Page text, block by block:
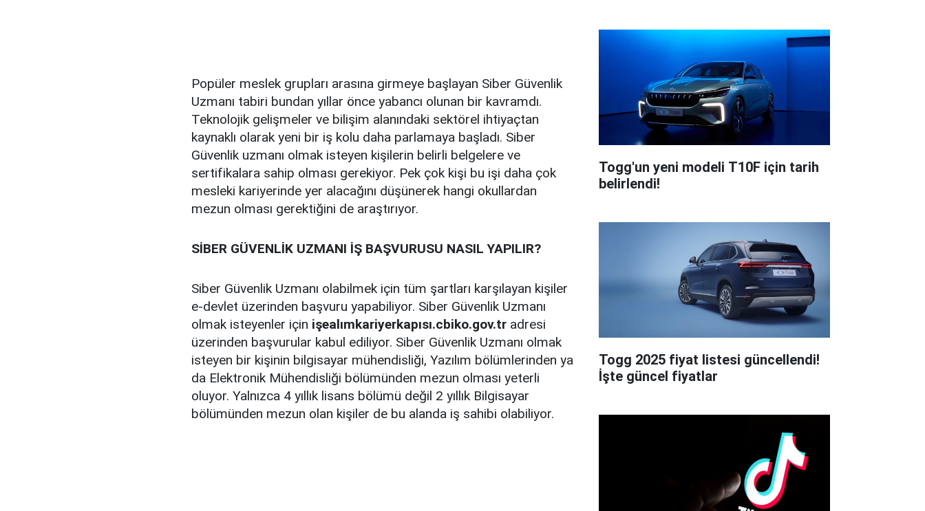
Popüler meslek grupları arasına girmeye başlayan Siber Güvenlik
Uzmanı tabiri bundan yıllar önce yabancı olunan bir kavramdı.
Teknolojik gelişmeler ve bilişim alanındaki sektörel ihtiyaçtan
kaynaklı olarak yeni bir iş kolu daha parlamaya başladı. Siber
Güvenlik uzmanı olmak isteyen kişilerin belirli belgelere ve
sertifikalara sahip olması gerekiyor. Pek çok kişi bu işi daha çok
mesleki kariyerinde yer alacağını düşünerek hangi okullardan
mezun olması gerektiğini de araştırıyor.
SİBER GÜVENLİK UZMANI İŞ BAŞVURUSU NASIL YAPILIR?
Siber Güvenlik Uzmanı olabilmek için tüm şartları karşılayan kişiler
e-devlet üzerinden başvuru yapabiliyor. Siber Güvenlik Uzmanı
olmak isteyenler için işealımkariyerkapısı.cbiko.gov.tr adresi
üzerinden başvurular kabul ediliyor. Siber Güvenlik Uzmanı olmak
isteyen bir kişinin bilgisayar mühendisliği, Yazılım bölümlerinden ya
da Elektronik Mühendisliği bölümünden mezun olması yeterli
oluyor. Yalnızca 4 yıllık lisans bölümü değil 2 yıllık Bilgisayar
bölümünden mezun olan kişiler de bu alanda iş sahibi olabiliyor.
Togg'un yeni modeli T10F için tarih
belirlendi!
Togg 2025 fiyat listesi güncellendi!
İşte güncel fiyatlar